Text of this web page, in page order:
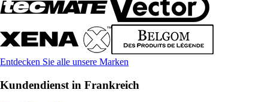
Entdecken Sie alle unsere Marken
Kundendienst in Frankreich